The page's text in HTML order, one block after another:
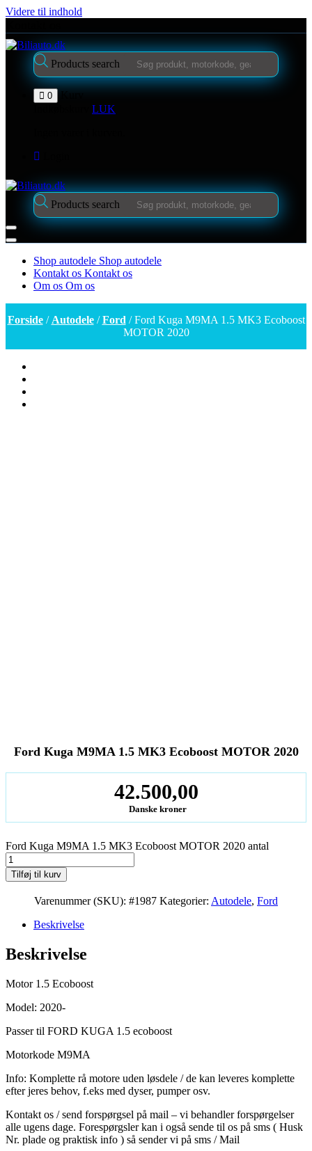
Videre til indhold
Products search
0
LUK
Products search
Shop autodele Shop autodele
Kontakt os Kontakt os
Om os Om os
Forside/ Autodele/Ford / Ford Kuga M9MA 1.5 MK3 Ecoboost
MOTOR 2020
Ford Kuga M9MA 1.5 MK3 Ecoboost MOTOR 2020
42.500,00
Danske kroner
Ford Kuga M9MA 1.5 MK3 Ecoboost MOTOR 2020 antal
Tilføj til kurv
Varenummer (SKU): #1987 Kategorier: Autodele, Ford
Beskrivelse
Beskrivelse
Motor 1.5 Ecoboost
Model: 2020-
Passer til FORD KUGA 1.5 ecoboost
Motorkode M9MA
Info: Komplette rå motore uden løsdele / de kan leveres komplette
efter jeres behov, f.eks med dyser, pumper osv.
Kontakt os / send forspørgsel på mail – vi behandler forspørgelser
alle ugens dage. Forespørgsler kan i også sende til os på sms ( Husk
Nr. plade og praktisk info ) så sender vi på sms / Mail